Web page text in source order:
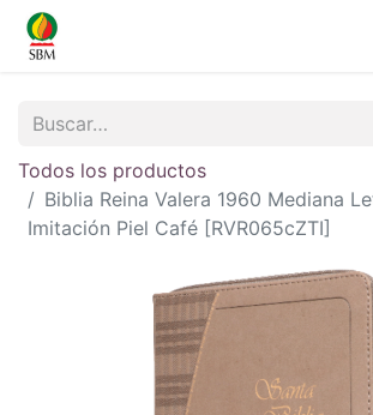
Todos los productos
Biblia Reina Valera 1960 Mediana
Imitación Piel Café [RVR065cZTI]